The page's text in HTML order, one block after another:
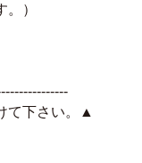
）
て下さい。▲